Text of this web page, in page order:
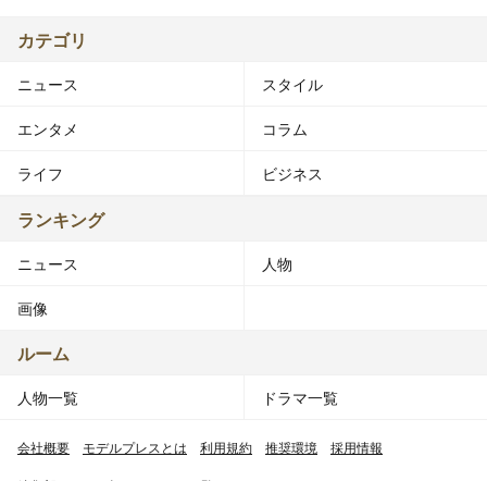
カテゴリ
ニュース スタイル
エンタメ コラム
ライフ ビジネス
ランキング
ニュース 人物
画像
ルーム
人物一覧 ドラマ一覧
会社概要 モデルプレスとは 利用規約 推奨環境 採用情報